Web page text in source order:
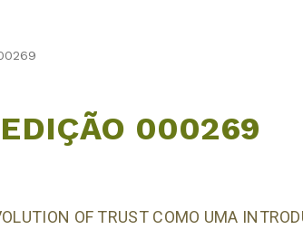
000269
OF TRUST COMO UMA